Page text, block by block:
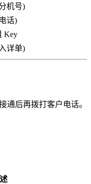
机号)
话)
Key
详单)
通后再拨打客户电话。